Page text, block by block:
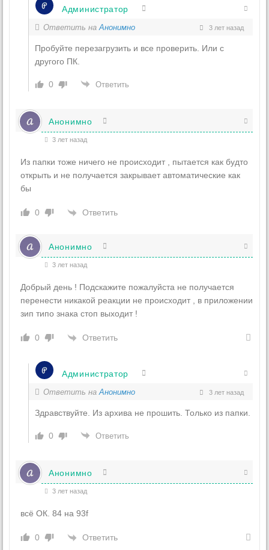
Администратор
Ответить на Анонимно 3 лет назад
Пробуйте перезагрузить и все проверить. Или с
другого ПК.
0 Ответить
Анонимно
3 лет назад
Из папки тоже ничего не происходит , пытается как будто
открыть и не получается закрывает автоматические как
бы
0 Ответить
Анонимно
3 лет назад
Добрый день ! Подскажите пожалуйста не получается
перенести никакой реакции не происходит , в приложении
зип типо знака стоп выходит !
0 Ответить
Администратор
Ответить на Анонимно 3 лет назад
Здравствуйте. Из архива не прошить. Только из папки.
0 Ответить
Анонимно
3 лет назад
всё ОК. 84 на 93f
0 Ответить